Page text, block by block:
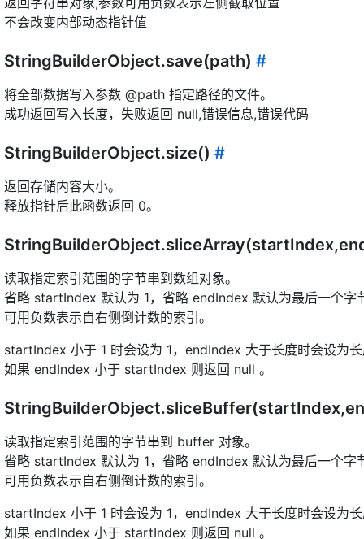
不会改变内部动态指针值
StringBuilderObject.save(path) #
将全部数据写入参数 @path 指定路径的文件。
成功返回写入长度，失败返回 null,错误信息,错误代码
StringBuilderObject.size() #
返回存储内容大小。
释放指针后此函数返回 0。
读取指定索引范围的字节串到数组对象。
省略 startIndex 默认为 1，省略 endIndex 默认为最后一个字
可用负数表示自右侧倒计数的索引。
startIndex 小于 1 时会设为 1，endIndex 大于长度时会设为
如果 endIndex 小于 startIndex 则返回 null 。
读取指定索引范围的字节串到 buffer 对象。
省略 startIndex 默认为 1，省略 endIndex 默认为最后一个字
可用负数表示自右侧倒计数的索引。
startIndex 小于 1 时会设为 1，endIndex 大于长度时会设为
如果 endIndex 小于 startIndex 则返回 null 。